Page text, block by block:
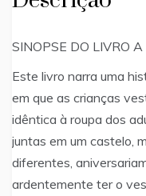
SINOPSE DO LIVRO
Este livro narra uma
em que as crianças
idêntica à roupa dos
juntas em um castelo,
diferentes,
ardentemente ter o